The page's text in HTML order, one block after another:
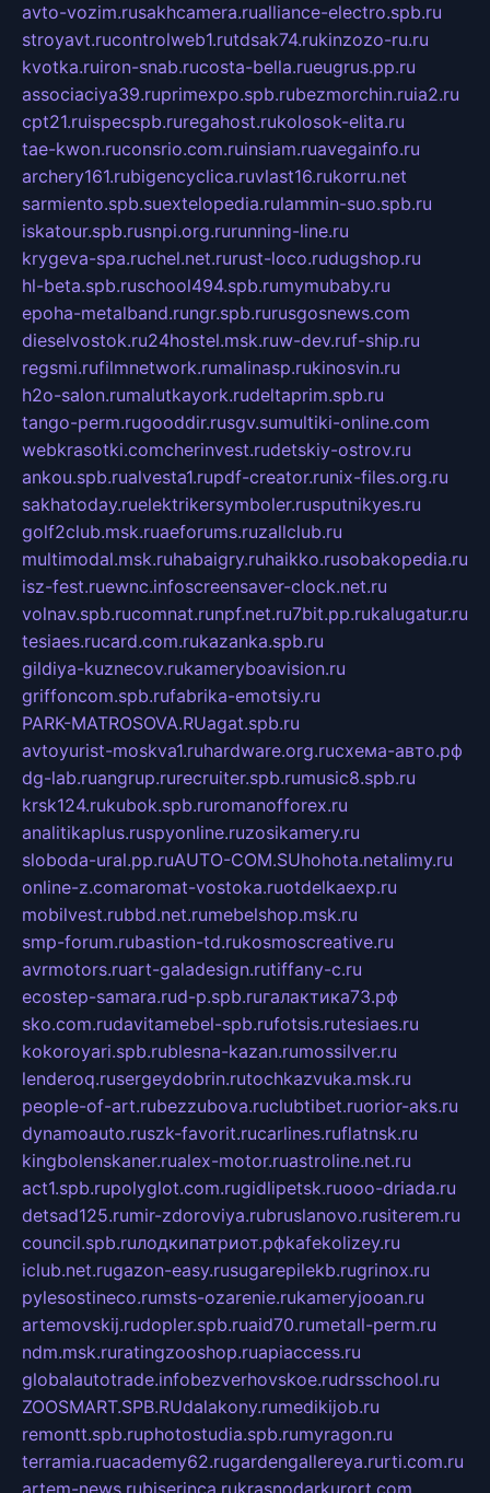
avto-vozim.rusakhcamera.rualliance-electro.spb.ru
stroyavt.rucontrolweb1.rutdsak74.rukinzozo-ru.ru
kvotka.ruiron-snab.rucosta-bella.rueugrus.pp.ru
associaciya39.ruprimexpo.spb.rubezmorchin.ruia2.ru
cpt21.ruispecspb.ruregahost.rukolosok-elita.ru
tae-kwon.ruconsrio.com.ruinsiam.ruavegainfo.ru
archery161.rubigencyclica.ruvlast16.rukorru.net
sarmiento.spb.suextelopedia.rulammin-suo.spb.ru
iskatour.spb.rusnpi.org.rurunning-line.ru
krygeva-spa.ruchel.net.rurust-loco.rudugshop.ru
hl-beta.spb.ruschool494.spb.rumymubaby.ru
epoha-metalband.rungr.spb.rurusgosnews.com
dieselvostok.ru24hostel.msk.ruw-dev.ruf-ship.ru
regsmi.rufilmnetwork.rumalinasp.rukinosvin.ru
h2o-salon.rumalutkayork.rudeltaprim.spb.ru
tango-perm.rugooddir.rusgv.sumultiki-online.com
webkrasotki.comcherinvest.rudetskiy-ostrov.ru
ankou.spb.rualvesta1.rupdf-creator.runix-files.org.ru
sakhatoday.ruelektrikersymboler.rusputnikyes.ru
golf2club.msk.ruaeforums.ruzallclub.ru
multimodal.msk.ruhabaigry.ruhaikko.rusobakopedia.ru
isz-fest.ruewnc.infoscreensaver-clock.net.ru
volnav.spb.rucomnat.runpf.net.ru7bit.pp.rukalugatur.ru
tesiaes.rucard.com.rukazanka.spb.ru
gildiya-kuznecov.rukameryboavision.ru
griffoncom.spb.rufabrika-emotsiy.ru
PARK-MATROSOVA.RUagat.spb.ru
avtoyurist-moskva1.ruhardware.org.ruсхема-авто.рф
dg-lab.ruangrup.rurecruiter.spb.rumusic8.spb.ru
krsk124.rukubok.spb.ruromanofforex.ru
analitikaplus.ruspyonline.ruzosikamery.ru
sloboda-ural.pp.ruAUTO-COM.SUhohota.netalimy.ru
online-z.comaromat-vostoka.ruotdelkaexp.ru
mobilvest.rubbd.net.rumebelshop.msk.ru
smp-forum.rubastion-td.rukosmoscreative.ru
avrmotors.ruart-galadesign.rutiffany-c.ru
ecostep-samara.rud-p.spb.ruгалактика73.рф
sko.com.rudavitamebel-spb.rufotsis.rutesiaes.ru
kokoroyari.spb.rublesna-kazan.rumossilver.ru
lenderoq.rusergeydobrin.rutochkazvuka.msk.ru
people-of-art.rubezzubova.ruclubtibet.ruorior-aks.ru
dynamoauto.ruszk-favorit.rucarlines.ruflatnsk.ru
kingbolenskaner.rualex-motor.ruastroline.net.ru
act1.spb.rupolyglot.com.rugidlipetsk.ruooo-driada.ru
detsad125.rumir-zdoroviya.rubruslanovo.rusiterem.ru
council.spb.ruлодкипатриот.рфkafekolizey.ru
iclub.net.rugazon-easy.rusugarepilekb.rugrinox.ru
pylesostineco.rumsts-ozarenie.rukameryjooan.ru
artemovskij.rudopler.spb.ruaid70.rumetall-perm.ru
ndm.msk.ruratingzooshop.ruapiaccess.ru
globalautotrade.infobezverhovskoe.rudrsschool.ru
ZOOSMART.SPB.RUdalakony.rumedikijob.ru
remontt.spb.ruphotostudia.spb.rumyragon.ru
terramia.ruacademy62.rugardengallereya.rurti.com.ru